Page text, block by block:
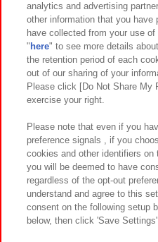
関連会社 サステナビ
プライバシーポリシー ウェ
お取引先さまとともに
カスタマーハラスメント対応方針
©Bandai
analytics and advertising
other information that you
have collected from your use
" here" to see more details
the retention period of each
out of our sharing of your
Please click [Do Not Share My
exercise your right.
Please note that even if you
preference signals , if you
cookies and other identifiers on
you will be deemed to have
regardless of the opt-out
understand and agree to this
consent on the following setup
below, then click 'Save